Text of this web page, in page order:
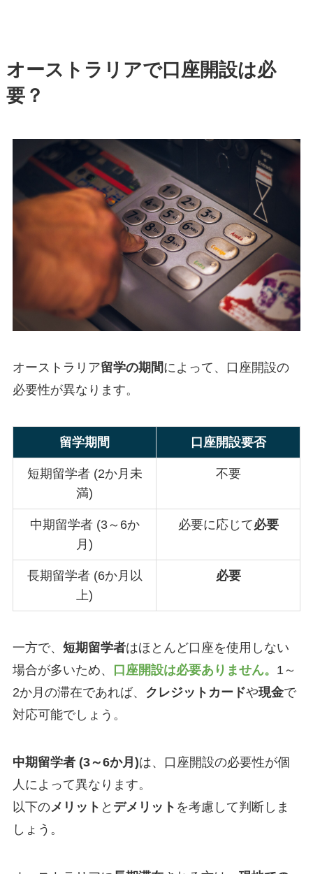
オーストラリアで口座開設は必
要？
オーストラリア留学の期間によって、口座開設の
必要性が異なります。
留学期間 口座開設要否
短期留学者 (2か月未
満)
不要
中期留学者 (3～6か
月)
必要に応じて必要
長期留学者 (6か月以
上)
必要
一方で、 短期留学者はほとんど口座を使用しない
場合が多いため、
口座開設は必要ありません。 1～
2か月の滞在であれば、 クレジットカードや現金で
対応可能でしょう。
中期留学者 (3～6か月)は、口座開設の必要性が個
人によって異なります。
以下のメリット と デメリット を考慮して判断しま
しょう。